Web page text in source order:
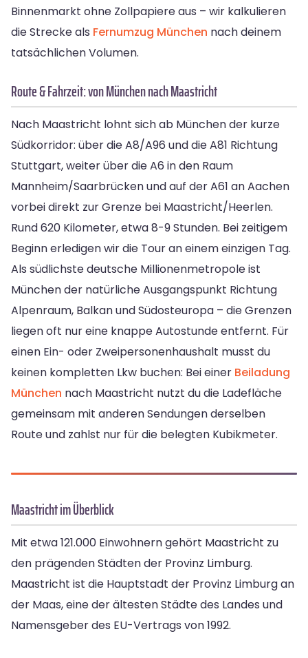
Binnenmarkt ohne Zollpapiere aus – wir kalkulieren
die Strecke als Fernumzug München nach deinem
tatsächlichen Volumen.
Route & Fahrzeit: von München nach Maastricht
Nach Maastricht lohnt sich ab München der kurze
Südkorridor: über die A8/A96 und die A81 Richtung
Stuttgart, weiter über die A6 in den Raum
Mannheim/Saarbrücken und auf der A61 an Aachen
vorbei direkt zur Grenze bei Maastricht/Heerlen.
Rund 620 Kilometer, etwa 8-9 Stunden. Bei zeitigem
Beginn erledigen wir die Tour an einem einzigen Tag.
Als südlichste deutsche Millionenmetropole ist
München der natürliche Ausgangspunkt Richtung
Alpenraum, Balkan und Südosteuropa – die Grenzen
liegen oft nur eine knappe Autostunde entfernt. Für
einen Ein- oder Zweipersonenhaushalt musst du
keinen kompletten Lkw buchen: Bei einer Beiladung
München nach Maastricht nutzt du die Ladefläche
gemeinsam mit anderen Sendungen derselben
Route und zahlst nur für die belegten Kubikmeter.
Maastricht im Überblick
Mit etwa 121.000 Einwohnern gehört Maastricht zu
den prägenden Städten der Provinz Limburg.
Maastricht ist die Hauptstadt der Provinz Limburg an
der Maas, eine der ältesten Städte des Landes und
Namensgeber des EU-Vertrags von 1992.